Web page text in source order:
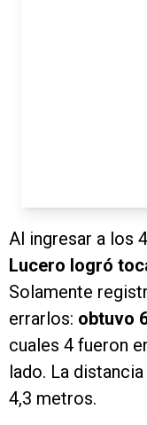
Al ingresar a los
Lucero logró
Solamente
errarlos: obtuvo
cuales 4 fueron
lado. La
4,3 metros.